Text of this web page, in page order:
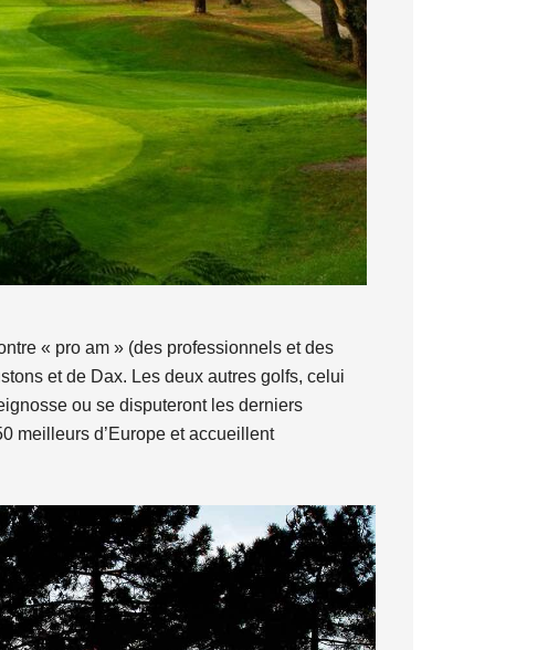
« pro am » (des professionnels et des
et de Dax. Les deux autres golfs, celui
ou se disputeront les derniers
meilleurs d’Europe et accueillent